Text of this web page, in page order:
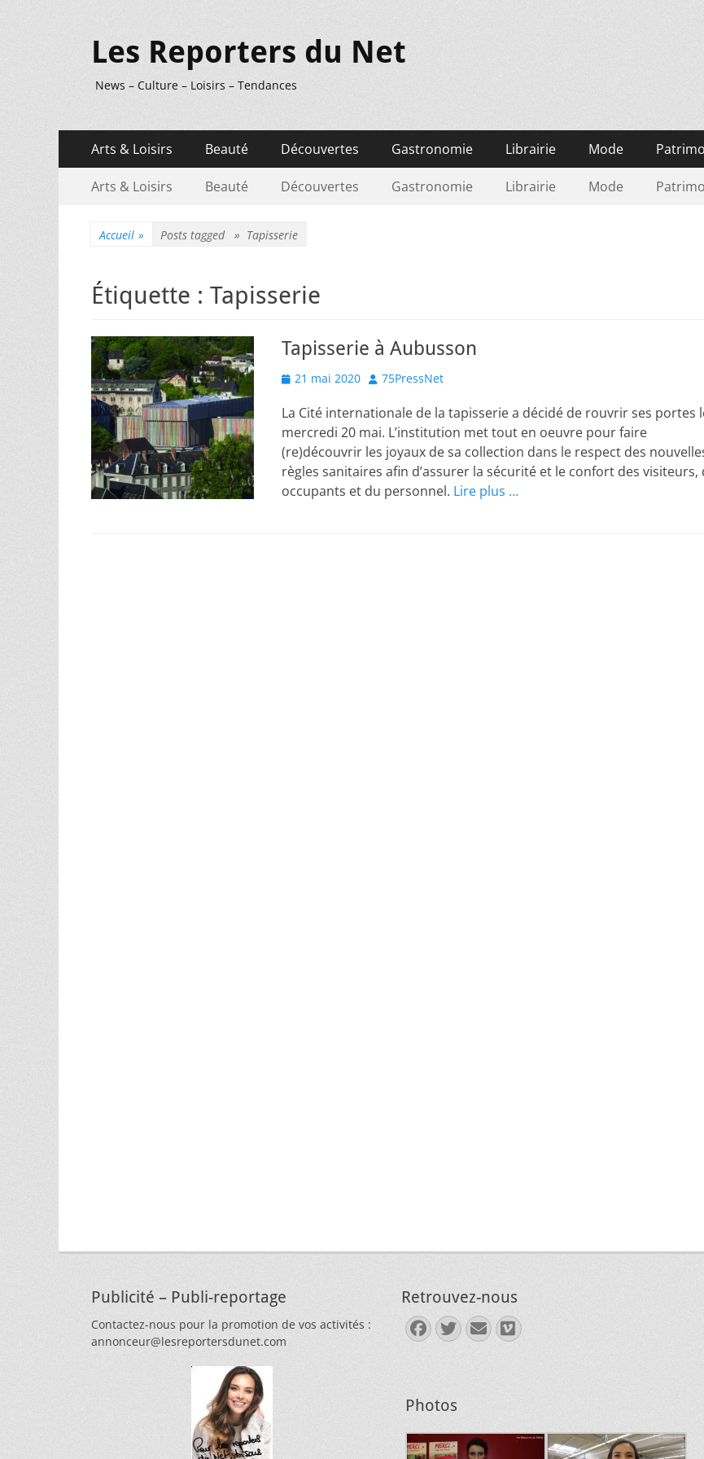
Les Reporters du Net
News – Culture – Loisirs – Tendances
Menu
principal
contenu
Arts & Loisirs Beauté Découvertes Gastronomie Librairie Mode
Menu
Arts & Loisirs Beauté Découvertes Gastronomie Librairie Mode
Accueil » Posts tagged » Tapisserie
Étiquette : Tapisserie
Tapisserie à Aubusson
Posted
21 mai 2020 Author
75PressNet
La Cité internationale de la tapisserie a décidé de rouvrir ses portes
mercredi 20 mai. L’institution met tout en oeuvre pour faire
(re)découvrir les joyaux de sa collection dans le respect des
règles sanitaires afin d’assurer la sécurité et le confort des visiteurs,
occupants et du personnel. Lire plus …
Publicité – Publi-reportage
Contactez-nous pour la promotion de vos activités :
annonceur@lesreportersdunet.com
Retrouvez-nous
Facebook
Twitter
E-
mail
Vimeo
Photos